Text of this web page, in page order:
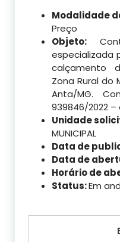
Modalidade
Preço
Objeto:
especializada
calçamento
Zona Rural do
Anta/MG.
939846/2022 –
Unidade
MUNICIPAL
Data de
Data de
Horário de
Status:Em